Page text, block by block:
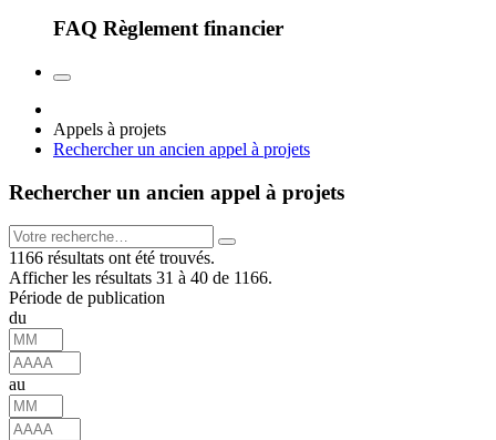
FAQ Règlement financier
Appels à projets
Rechercher un ancien appel à projets
Rechercher un ancien appel à projets
1166 résultats ont été trouvés.
Afficher les résultats 31 à 40 de 1166.
Période de publication
du
au